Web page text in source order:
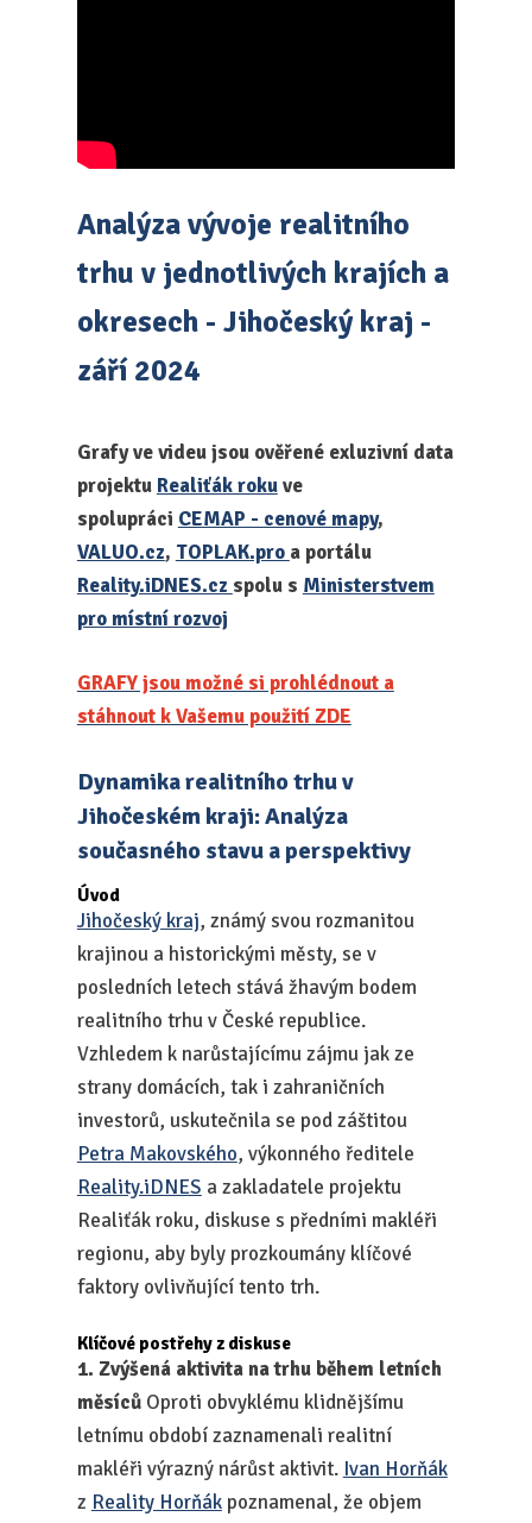
Analýza vývoje realitního
trhu v jednotlivých krajích a
okresech - Jihočeský kraj -
září 2024
Grafy ve videu jsou ověřené exluzivní data
projektu Realiťák rokuve
spolupráci CEMAP - cenové mapy,
VALUO.cz, TOPLAK.pro a portálu
Reality.iDNES.cz spolu s Ministerstvem
pro místní rozvoj
GRAFY jsou možné si prohlédnout a
stáhnout k Vašemu použití ZDE
Dynamika realitního trhu v
Jihočeském kraji: Analýza
současného stavu a perspektivy
Úvod
Jihočeský kraj, známý svou rozmanitou
krajinou a historickými městy, se v
posledních letech stává žhavým bodem
realitního trhu v České republice.
Vzhledem k narůstajícímu zájmu jak ze
strany domácích, tak i zahraničních
investorů, uskutečnila se pod záštitou
Petra Makovského, výkonného ředitele
Reality.iDNES a zakladatele projektu
Realiťák roku, diskuse s předními makléři
regionu, aby byly prozkoumány klíčové
faktory ovlivňující tento trh.
Klíčové postřehy z diskuse
1. Zvýšená aktivita na trhu během letních
měsícůOproti obvyklému klidnějšímu
letnímu období zaznamenali realitní
makléři výrazný nárůst aktivit. Ivan Horňák
z Reality Horňákpoznamenal, že objem